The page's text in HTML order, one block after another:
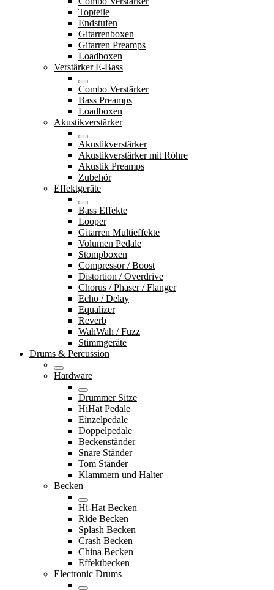
Topteile
Endstufen
Gitarrenboxen
Gitarren Preamps
Loadboxen
Verstärker E-Bass
Combo Verstärker
Bass Preamps
Loadboxen
Akustikverstärker
Akustikverstärker
Akustikverstärker mit Röhre
Akustik Preamps
Zubehör
Effektgeräte
Bass Effekte
Looper
Gitarren Multieffekte
Volumen Pedale
Stompboxen
Compressor / Boost
Distortion / Overdrive
Chorus / Phaser / Flanger
Echo / Delay
Equalizer
Reverb
WahWah / Fuzz
Stimmgeräte
Drums & Percussion
Hardware
Drummer Sitze
HiHat Pedale
Einzelpedale
Doppelpedale
Beckenständer
Snare Ständer
Tom Ständer
Klammern und Halter
Becken
Hi-Hat Becken
Ride Becken
Splash Becken
Crash Becken
China Becken
Effektbecken
Electronic Drums